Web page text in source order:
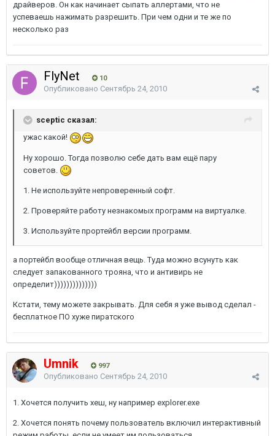
драйверов. Он как начинает сыпать аллертами, что не
успеваешь нажимать разрешить. При чем одни и те же по
несколько раз
FlyNet 10
Опубликовано Сентябрь 24, 2010
sceptic сказал:
ужас какой!
Ну хорошо. Тогда позволю себе дать вам ещё пару
советов.
1. Не используйте непроверенный софт.
2. Проверяйте работу незнакомых программ на виртуалке.
3. Используйте прортейбл версии программ.
а портейбл вообще отличная вещь. Туда можно всунуть как
следует запакованного трояна, что и антивирь не
определит))))))))))))))
Кстати, тему можете закрывать. Для себя я уже вывод сделал -
бесплатное ПО хуже пиратского
Umnik 997
Опубликовано Сентябрь 24, 2010
1. Хочется получить хеш, ну например explorer.exe
2. Хочется понять почему пользователь включил интерактивный